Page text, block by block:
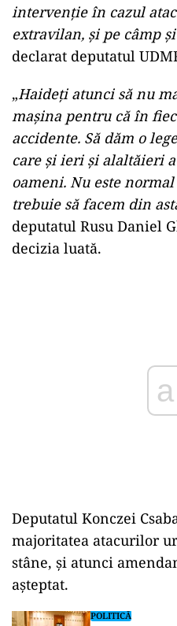
intervenție în cazul
extravilan, și pe câmp
declarat deputatul
„Haideți atunci să nu
mașina pentru că în
accidente. Să dăm o
care și ieri și alaltăieri
oameni. Nu este
trebuie să facem din
deputatul Rusu Daniel
decizia luată.
Deputatul Konczei
majoritatea atacurilor
stâne, și atunci
așteptat.
POLITICĂ